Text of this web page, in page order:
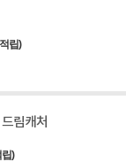
립)
림캐처
)